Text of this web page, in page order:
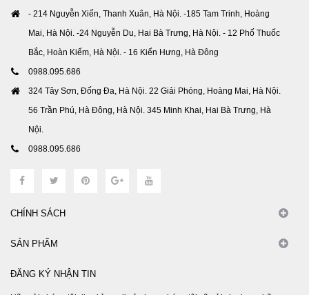
- 214 Nguyễn Xiển, Thanh Xuân, Hà Nội. -185 Tam Trinh, Hoàng
Mai, Hà Nội. -24 Nguyễn Du, Hai Bà Trưng, Hà Nội. - 12 Phố Thuốc
Bắc, Hoàn Kiếm, Hà Nội. - 16 Kiến Hưng, Hà Đông
0988.095.686
324 Tây Sơn, Đống Đa, Hà Nội. 22 Giải Phóng, Hoàng Mai, Hà Nội.
56 Trần Phú, Hà Đông, Hà Nội. 345 Minh Khai, Hai Bà Trưng, Hà
Nội.
0988.095.686
CHÍNH SÁCH
SẢN PHẨM
ĐĂNG KÝ NHẬN TIN